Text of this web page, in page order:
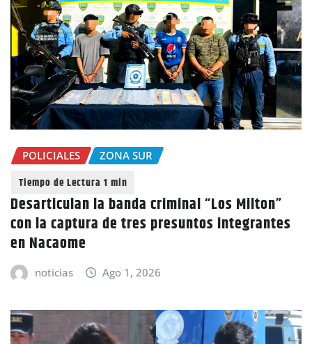
POLICIALES ZONA SUR
Desarticulan la banda criminal “Los Milton”
con la captura de tres presuntos integrantes
en Nacaome
noticias Ago 1, 2026